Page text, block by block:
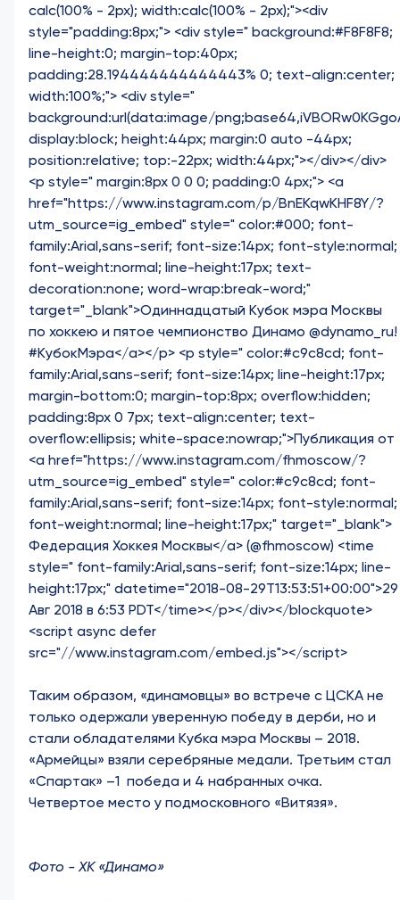
calc(100% - 2px); width:calc(100% - 2px);"><div
style="padding:8px;"> <div style=" background:#F8F8F8;
line-height:0; margin-top:40px;
padding:28.194444444444443% 0; text-align:center;
width:100%;"> <div style="
background:url(data:image/
display:block; height:44px; margin:0 auto -44px;
position:relative; top:-22px; width:44px;"></div></div>
<p style=" margin:8px 0 0 0; padding:0 4px;"> <a
href="https://www.instagram.com/p/BnEKqwKHF8Y/?
utm_source=ig_embed" style=" color:#000; font-
family:Arial,sans-serif; font-size:14px; font-style:normal;
font-weight:normal; line-height:17px; text-
decoration:none; word-wrap:break-word;"
target="_blank">Одиннадцатый Кубок мэра Москвы
по хоккею и пятое чемпионство Динамо @dynamo_ru!
#КубокМэра</a></p> <p style=" color:#c9c8cd; font-
family:Arial,sans-serif; font-size:14px; line-height:17px;
margin-bottom:0; margin-top:8px; overflow:hidden;
padding:8px 0 7px; text-align:center; text-
overflow:ellipsis; white-space:nowrap;">Публикация от
<a href="https://www.instagram.com/fhmoscow/?
utm_source=ig_embed" style=" color:#c9c8cd; font-
family:Arial,sans-serif; font-size:14px; font-style:normal;
font-weight:normal; line-height:17px;" target="_blank">
Федерация Хоккея Москвы</a> (@fhmoscow) <time
style=" font-family:Arial,sans-serif; font-size:14px; line-
height:17px;" datetime="2018-08-29T13:53:51+00:00">29
Авг 2018 в 6:53 PDT</time></p></div></blockquote>
<script async defer
src="//www.instagram.com/embed.js"></script>
Таким образом, «динамовцы» во встрече с ЦСКА не
только одержали уверенную победу в дерби, но и
стали обладателями Кубка мэра Москвы – 2018.
«Армейцы» взяли серебряные медали. Третьим стал
«Спартак» –1 победа и 4 набранных очка.
Четвертое место у подмосковного «Витязя».
Фото - ХК «Динамо»